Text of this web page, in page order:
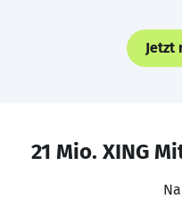
Jetzt
21 Mio. XING